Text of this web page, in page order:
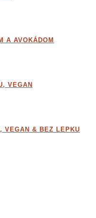
A AVOKÁDOM
VEGAN
VEGAN & BEZ LEPKU